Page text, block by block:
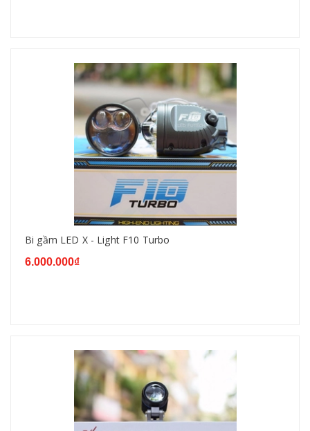
Bi gầm LED X - Light F10 Turbo
6.000.000₫